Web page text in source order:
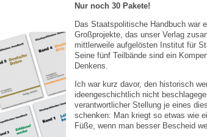
Nur noch 30 Pakete!
Das Staatspolitische Handbuch war
Großprojekte, das unser Verlag
mittlerweile aufgelösten Institut für
Seine fünf Teilbände sind ein
Denkens.
Ich war kurz davor, den historisch
ideengeschichtlich nicht
verantwortlicher Stellung je eines
schenken: Man kriegt so etwas wie
Füße, wenn man besser Bescheid